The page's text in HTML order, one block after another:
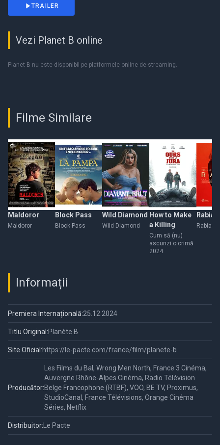
TRAILER
Vezi Planet B online
Planet B nu este disponibil pe platformele online de streaming.
Filme Similare
Maldoror
Maldoror
Block Pass
Block Pass
Wild Diamond
Wild Diamond
How to Make
a Killing
Cum să (nu)
ascunzi o crimă
2024
Rabia
Rabia
Informații
Premiera Internațională:25.12.2024
Titlu Original:Planète B
Site Oficial:https://le-pacte.com/france/film/planete-b
Producător:
Les Films du Bal, Wrong Men North, France 3 Cinéma,
Auvergne Rhône-Alpes Cinéma, Radio Télévision
Belge Francophone (RTBF), VOO, BE TV, Proximus,
StudioCanal, France Télévisions, Orange Cinéma
Séries, Netflix
Distribuitor:Le Pacte